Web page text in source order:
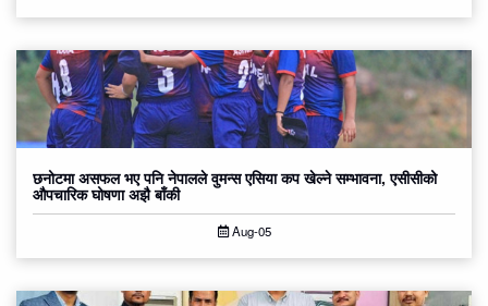
छनोटमा असफल भए पनि नेपालले वुमन्स एसिया कप खेल्ने सम्भावना, एसीसीको
औपचारिक घोषणा अझै बाँकी
Aug-05